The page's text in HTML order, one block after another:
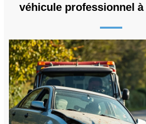
véhicule professionnel